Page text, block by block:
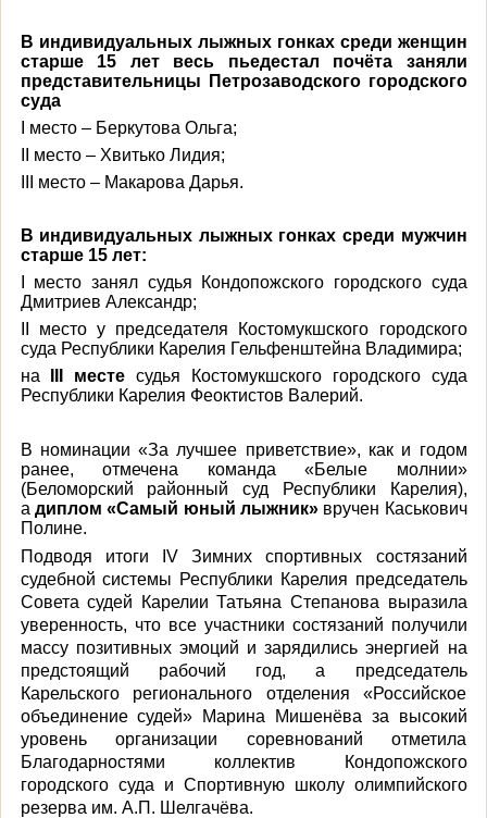
В индивидуальных лыжных гонках среди женщин
старше 15 лет весь пьедестал почёта заняли
представительницы Петрозаводского городского
суда
I место– Беркутова Ольга;
II место– Хвитько Лидия;
III место– Макарова Дарья.
В индивидуальных лыжных гонках среди мужчин
старше 15 лет:
I место занял судья Кондопожского городского суда
Дмитриев Александр;
II местоу председателя Костомукшского городского
суда Республики Карелия Гельфенштейна Владимира;
на
III месте судья Костомукшского городского суда
Республики Карелия Феоктистов Валерий.
В номинации «За лучшее приветствие», как и годом
ранее, отмечена команда «Белые молнии»
(Беломорский районный суд Республики Карелия),
а диплом «Самый юный лыжник»вручен Каськович
Полине.
Подводя итоги IV Зимних спортивных состязаний
судебной системы Республики Карелия председатель
Совета судей Карелии Татьяна Степанова выразила
уверенность, что все участники состязаний получили
массу позитивных эмоций и зарядились энергией на
предстоящий рабочий год, а председатель
Карельского регионального отделения «Российское
объединение судей» Марина Мишенёва за высокий
уровень организации соревнований отметила
Благодарностями коллектив Кондопожского
городского суда и Спортивную школу олимпийского
резерва им. А.П. Шелгачёва.